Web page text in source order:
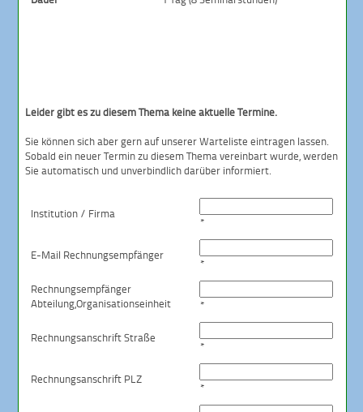
Leider gibt es zu diesem Thema keine aktuelle Termine.
Sie können sich aber gern auf unserer Warteliste eintragen lassen.
Sobald ein neuer Termin zu diesem Thema vereinbart wurde, werden
Sie automatisch und unverbindlich darüber informiert.
Institution / Firma
*
E-Mail Rechnungsempfänger
*
Rechnungsempfänger
Abteilung,Organisationseinheit *
Rechnungsanschrift Straße
*
Rechnungsanschrift PLZ
*